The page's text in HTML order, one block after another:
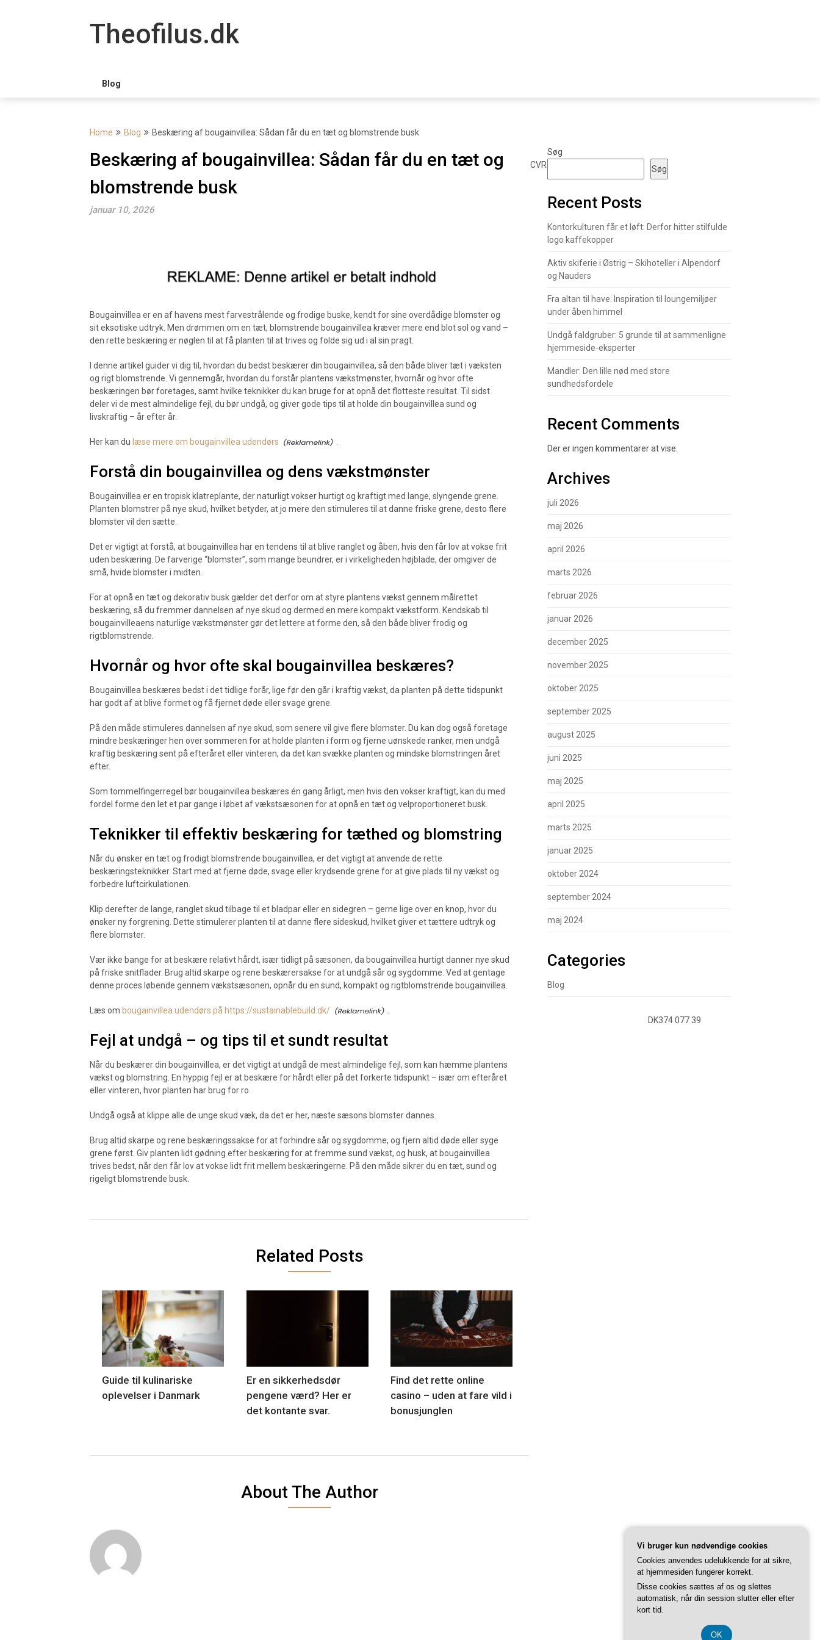
Theofilus.dk
Blog
Home Blog Beskæring af bougainvillea: Sådan får du en tæt og blomstrende busk
Beskæring af bougainvillea: Sådan får du en tæt og
blomstrende busk
januar 10, 2026
Bougainvillea er en af havens mest farvestrålende og frodige buske, kendt for sine overdådige blomster og
sit eksotiske udtryk. Men drømmen om en tæt, blomstrende bougainvillea kræver mere end blot sol og vand –
den rette beskæring er nøglen til at få planten til at trives og folde sig ud i al sin pragt.
I denne artikel guider vi dig til, hvordan du bedst beskærer din bougainvillea, så den både bliver tæt i væksten
og rigt blomstrende. Vi gennemgår, hvordan du forstår plantens vækstmønster, hvornår og hvor ofte
beskæringen bør foretages, samt hvilke teknikker du kan bruge for at opnå det flotteste resultat. Til sidst
deler vi de mest almindelige fejl, du bør undgå, og giver gode tips til at holde din bougainvillea sund og
livskraftig – år efter år.
Her kan du læse mere om bougainvillea udendørs
Forstå din bougainvillea og dens vækstmønster
Bougainvillea er en tropisk klatreplante, der naturligt vokser hurtigt og kraftigt med lange, slyngende grene.
Planten blomstrer på nye skud, hvilket betyder, at jo mere den stimuleres til at danne friske grene, desto flere
blomster vil den sætte.
Det er vigtigt at forstå, at bougainvillea har en tendens til at blive ranglet og åben, hvis den får lov at vokse frit
uden beskæring. De farverige “blomster”, som mange beundrer, er i virkeligheden højblade, der omgiver de
små, hvide blomster i midten.
For at opnå en tæt og dekorativ busk gælder det derfor om at styre plantens vækst gennem målrettet
beskæring, så du fremmer dannelsen af nye skud og dermed en mere kompakt vækstform. Kendskab til
bougainvilleaens naturlige vækstmønster gør det lettere at forme den, så den både bliver frodig og
rigtblomstrende.
Hvornår og hvor ofte skal bougainvillea beskæres?
Bougainvillea beskæres bedst i det tidlige forår, lige før den går i kraftig vækst, da planten på dette tidspunkt
har godt af at blive formet og få fjernet døde eller svage grene.
På den måde stimuleres dannelsen af nye skud, som senere vil give flere blomster. Du kan dog også foretage
mindre beskæringer hen over sommeren for at holde planten i form og fjerne uønskede ranker, men undgå
kraftig beskæring sent på efteråret eller vinteren, da det kan svække planten og mindske blomstringen året
efter.
Som tommelfingerregel bør bougainvillea beskæres én gang årligt, men hvis den vokser kraftigt, kan du med
fordel forme den let et par gange i løbet af vækstsæsonen for at opnå en tæt og velproportioneret busk.
Teknikker til effektiv beskæring for tæthed og blomstring
Når du ønsker en tæt og frodigt blomstrende bougainvillea, er det vigtigt at anvende de rette
beskæringsteknikker. Start med at fjerne døde, svage eller krydsende grene for at give plads til ny vækst og
forbedre luftcirkulationen.
Klip derefter de lange, ranglet skud tilbage til et bladpar eller en sidegren – gerne lige over en knop, hvor du
ønsker ny forgrening. Dette stimulerer planten til at danne flere sideskud, hvilket giver et tættere udtryk og
flere blomster.
Vær ikke bange for at beskære relativt hårdt, især tidligt på sæsonen, da bougainvillea hurtigt danner nye skud
på friske snitflader. Brug altid skarpe og rene beskærersakse for at undgå sår og sygdomme. Ved at gentage
denne proces løbende gennem vækstsæsonen, opnår du en sund, kompakt og rigtblomstrende bougainvillea.
Læs om bougainvillea udendørs på https://sustainablebuild.dk/
Fejl at undgå – og tips til et sundt resultat
Når du beskærer din bougainvillea, er det vigtigt at undgå de mest almindelige fejl, som kan hæmme plantens
vækst og blomstring. En hyppig fejl er at beskære for hårdt eller på det forkerte tidspunkt – især om efteråret
eller vinteren, hvor planten har brug for ro.
Undgå også at klippe alle de unge skud væk, da det er her, næste sæsons blomster dannes.
Brug altid skarpe og rene beskæringssakse for at forhindre sår og sygdomme, og fjern altid døde eller syge
grene først. Giv planten lidt gødning efter beskæring for at fremme sund vækst, og husk, at bougainvillea
trives bedst, når den får lov at vokse lidt frit mellem beskæringerne. På den måde sikrer du en tæt, sund og
rigeligt blomstrende busk.
Related Posts
Guide til kulinariske
oplevelser i Danmark
Er en sikkerhedsdør
pengene værd? Her er
det kontante svar.
Find det rette online
casino – uden at fare vild i
bonusjunglen
About The Author
Søg
Søg
Recent Posts
Kontorkulturen får et løft: Derfor hitter stilfulde
logo kaffekopper
Aktiv skiferie i Østrig – Skihoteller i Alpendorf
og Nauders
Fra altan til have: Inspiration til loungemiljøer
under åben himmel
Undgå faldgruber: 5 grunde til at sammenligne
hjemmeside-eksperter
Mandler: Den lille nød med store
sundhedsfordele
Recent Comments
Der er ingen kommentarer at vise.
Archives
juli 2026
maj 2026
april 2026
marts 2026
februar 2026
januar 2026
december 2025
november 2025
oktober 2025
september 2025
august 2025
juni 2025
maj 2025
april 2025
marts 2025
januar 2025
oktober 2024
september 2024
maj 2024
Categories
Blog
CVR
DK374 077 39
Vi bruger kun nødvendige cookies
Cookies anvendes udelukkende for at sikre,
at hjemmesiden fungerer korrekt.
Disse cookies sættes af os og slettes
automatisk, når din session slutter eller efter
kort tid.
OK